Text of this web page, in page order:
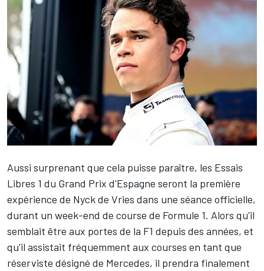
Aussi surprenant que cela puisse paraître, les Essais
Libres 1 du Grand Prix d'Espagne seront la première
expérience de Nyck de Vries dans une séance officielle,
durant un week-end de course de Formule 1. Alors qu'il
semblait être aux portes de la F1 depuis des années, et
qu'il assistait fréquemment aux courses en tant que
réserviste désigné de Mercedes, il prendra finalement